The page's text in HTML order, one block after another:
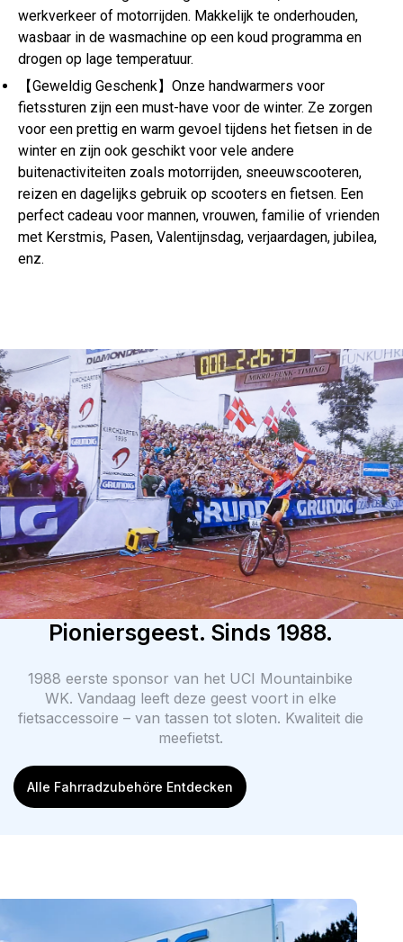
werkverkeer of motorrijden. Makkelijk te onderhouden,
wasbaar in de wasmachine op een koud programma en
drogen op lage temperatuur.
【Geweldig Geschenk】Onze handwarmers voor
fietssturen zijn een must-have voor de winter. Ze zorgen
voor een prettig en warm gevoel tijdens het fietsen in de
winter en zijn ook geschikt voor vele andere
buitenactiviteiten zoals motorrijden, sneeuwscooteren,
reizen en dagelijks gebruik op scooters en fietsen. Een
perfect cadeau voor mannen, vrouwen, familie of vrienden
met Kerstmis, Pasen, Valentijnsdag, verjaardagen, jubilea,
enz.
Pioniersgeest. Sinds 1988.
1988 eerste sponsor van het UCI Mountainbike
WK. Vandaag leeft deze geest voort in elke
fietsaccessoire – van tassen tot sloten. Kwaliteit die
meefietst.
Alle Fahrradzubehöre Entdecken